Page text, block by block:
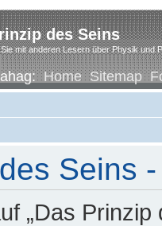
des Seins
mit anderen Lesern über Physik und
Home Sitemap
Seins
„Das